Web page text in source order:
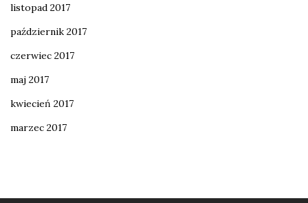
listopad 2017
październik 2017
czerwiec 2017
maj 2017
kwiecień 2017
marzec 2017